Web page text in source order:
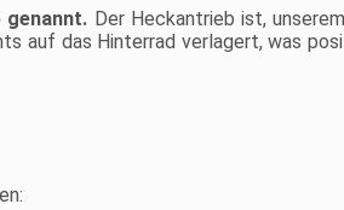
begleiten.
LOCKERES FAHREN:
Shimano Schalthebel,
genannt. Der Heckantrieb ist,
auf das Hinterrad verlagert, was